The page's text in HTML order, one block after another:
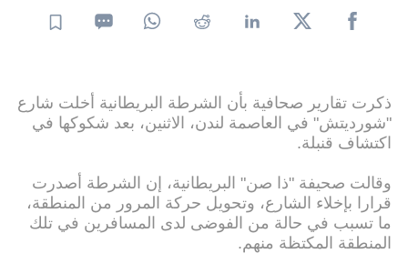
ذكرت تقارير صحافية بأن الشرطة البريطانية أخلت شارع
"شورديتش" في العاصمة لندن، الاثنين، بعد شكوكها في
اكتشاف قنبلة.
وقالت صحيفة "ذا صن" البريطانية، إن الشرطة أصدرت
قرارا بإخلاء الشارع، وتحويل حركة المرور من المنطقة،
ما تسبب في حالة من الفوضى لدى المسافرين في تلك
المنطقة المكتظة منهم.